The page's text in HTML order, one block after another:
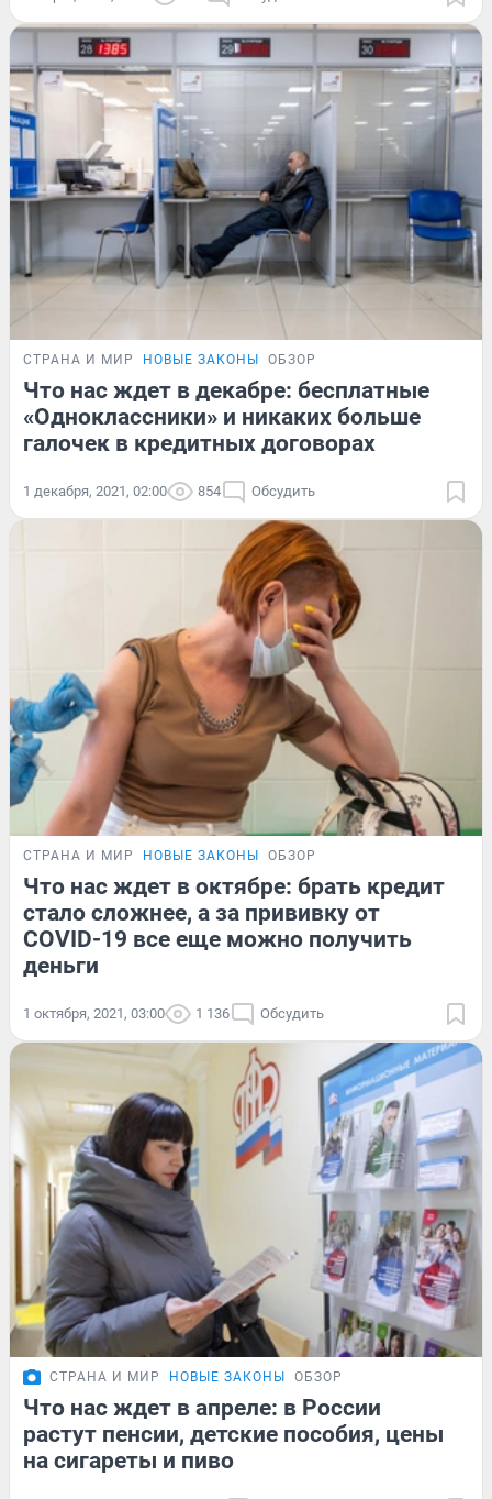
СТРАНА И МИР НОВЫЕ ЗАКОНЫ ОБЗОР
Что нас ждет в декабре: бесплатные
«Одноклассники» и никаких больше
галочек в кредитных договорах
1 декабря, 2021, 02:00 854 Обсудить
СТРАНА И МИР НОВЫЕ ЗАКОНЫ ОБЗОР
Что нас ждет в октябре: брать кредит
стало сложнее, а за прививку от
COVID-19 все еще можно получить
деньги
1 октября, 2021, 03:00 1 136 Обсудить
СТРАНА И МИР НОВЫЕ ЗАКОНЫ ОБЗОР
Что нас ждет в апреле: в России
растут пенсии, детские пособия, цены
на сигареты и пиво